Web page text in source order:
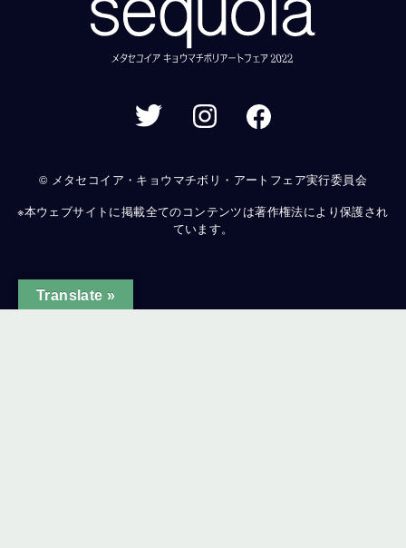
© メタセコイア・キョウマチボリ・アートフェア実行委員会
※本ウェブサイトに掲載全てのコンテンツは著作権法により保護され
ています。
Translate »